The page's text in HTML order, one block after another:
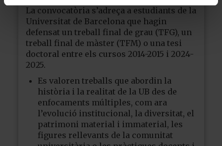
La convocatòria s’adreça a estudiants de la
Universitat de Barcelona que hagin
defensat un treball final de grau (TFG), un
treball final de màster (TFM) o una tesi
doctoral entre els cursos 2014-2015 i 2024-
2025.
Es valoren treballs que abordin la
història i la realitat de la UB des de
enfocaments múltiples, com ara
l’evolució institucional, la diversitat, el
patrimoni material i immaterial, les
figures rellevants de la comunitat